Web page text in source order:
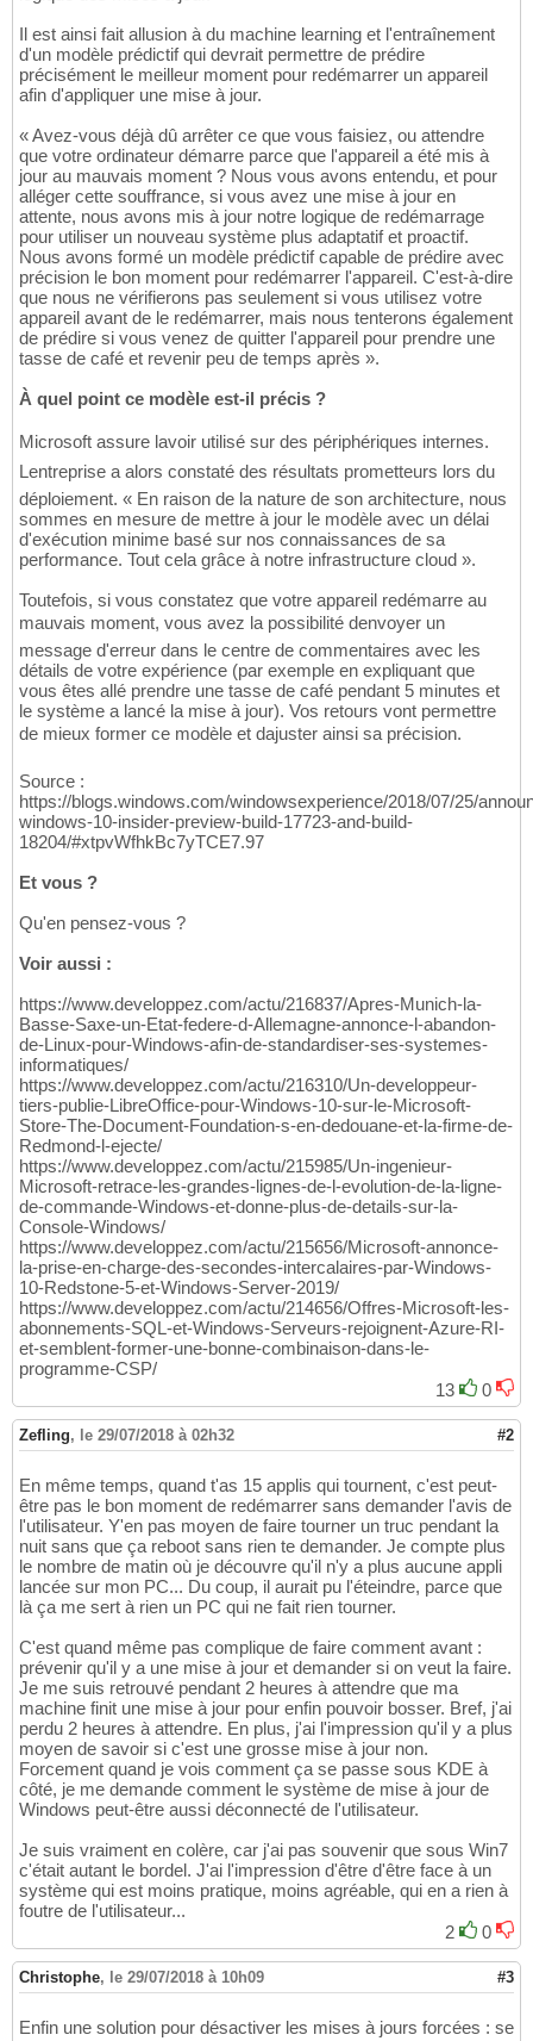
Il est ainsi fait allusion à du machine learning et l'entraînement
d'un modèle prédictif qui devrait permettre de prédire
précisément le meilleur moment pour redémarrer un appareil
afin d'appliquer une mise à jour.
« Avez-vous déjà dû arrêter ce que vous faisiez, ou attendre
que votre ordinateur démarre parce que l'appareil a été mis à
jour au mauvais moment ? Nous vous avons entendu, et pour
alléger cette souffrance, si vous avez une mise à jour en
attente, nous avons mis à jour notre logique de redémarrage
pour utiliser un nouveau système plus adaptatif et proactif.
Nous avons formé un modèle prédictif capable de prédire avec
précision le bon moment pour redémarrer l'appareil. C'est-à-dire
que nous ne vérifierons pas seulement si vous utilisez votre
appareil avant de le redémarrer, mais nous tenterons également
de prédire si vous venez de quitter l'appareil pour prendre une
tasse de café et revenir peu de temps après ».
À quel point ce modèle est-il précis ?
Microsoft assure lavoir utilisé sur des périphériques internes.
Lentreprise a alors constaté des résultats prometteurs lors du
déploiement. « En raison de la nature de son architecture, nous
sommes en mesure de mettre à jour le modèle avec un délai
d'exécution minime basé sur nos connaissances de sa
performance. Tout cela grâce à notre infrastructure cloud ».
Toutefois, si vous constatez que votre appareil redémarre au
mauvais moment, vous avez la possibilité denvoyer un
message d'erreur dans le centre de commentaires avec les
détails de votre expérience (par exemple en expliquant que
vous êtes allé prendre une tasse de café pendant 5 minutes et
le système a lancé la mise à jour). Vos retours vont permettre
de mieux former ce modèle et dajuster ainsi sa précision.
Source :
https://blogs.windows.com/windowsexperience/2018/07/25/
windows-10-insider-preview-build-17723-and-build-
18204/#xtpvWfhkBc7yTCE7.97
Et vous ?
Qu'en pensez-vous ?
Voir aussi :
https://www.developpez.com/actu/216837/Apres-Munich-la-
Basse-Saxe-un-Etat-federe-d-Allemagne-annonce-l-abandon-
de-Linux-pour-Windows-afin-de-standardiser-ses-systemes-
informatiques/
https://www.developpez.com/actu/216310/Un-developpeur-
tiers-publie-LibreOffice-pour-Windows-10-sur-le-Microsoft-
Store-The-Document-Foundation-s-en-dedouane-et-la-firme-de-
Redmond-l-ejecte/
https://www.developpez.com/actu/215985/Un-ingenieur-
Microsoft-retrace-les-grandes-lignes-de-l-evolution-de-la-ligne-
de-commande-Windows-et-donne-plus-de-details-sur-la-
Console-Windows/
https://www.developpez.com/actu/215656/Microsoft-annonce-
la-prise-en-charge-des-secondes-intercalaires-par-Windows-
10-Redstone-5-et-Windows-Server-2019/
https://www.developpez.com/actu/214656/Offres-Microsoft-les-
abonnements-SQL-et-Windows-Serveurs-rejoignent-Azure-RI-
et-semblent-former-une-bonne-combinaison-dans-le-
programme-CSP/
13
0
Zefling, le 29/07/2018 à 02h32 #2
En même temps, quand t'as 15 applis qui tournent, c'est peut-
être pas le bon moment de redémarrer sans demander l'avis de
l'utilisateur. Y'en pas moyen de faire tourner un truc pendant la
nuit sans que ça reboot sans rien te demander. Je compte plus
le nombre de matin où je découvre qu'il n'y a plus aucune appli
lancée sur mon PC... Du coup, il aurait pu l'éteindre, parce que
là ça me sert à rien un PC qui ne fait rien tourner.
C'est quand même pas complique de faire comment avant :
prévenir qu'il y a une mise à jour et demander si on veut la faire.
Je me suis retrouvé pendant 2 heures à attendre que ma
machine finit une mise à jour pour enfin pouvoir bosser. Bref, j'ai
perdu 2 heures à attendre. En plus, j'ai l'impression qu'il y a plus
moyen de savoir si c'est une grosse mise à jour non.
Forcement quand je vois comment ça se passe sous KDE à
côté, je me demande comment le système de mise à jour de
Windows peut-être aussi déconnecté de l'utilisateur.
Je suis vraiment en colère, car j'ai pas souvenir que sous Win7
c'était autant le bordel. J'ai l'impression d'être d'être face à un
système qui est moins pratique, moins agréable, qui en a rien à
foutre de l'utilisateur...
2
0
Christophe, le 29/07/2018 à 10h09 #3
Enfin une solution pour désactiver les mises à jours forcées : se